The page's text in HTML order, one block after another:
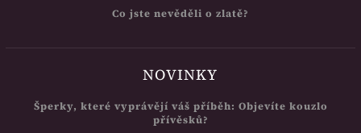
Co jste nevěděli o zlatě?
NOVINKY
Šperky, které vyprávějí váš příběh: Objevíte kouzlo
přívěsků?